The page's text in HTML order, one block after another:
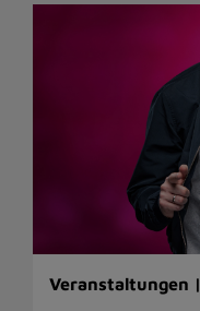
Veranstaltungen |